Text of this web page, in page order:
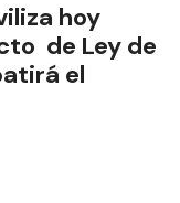
hoy
de Ley de
el